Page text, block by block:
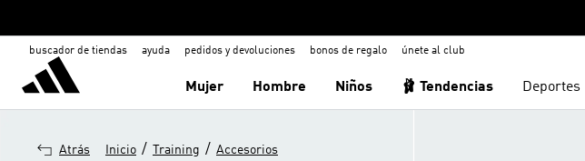
buscador de tiendas ayuda pedidos y devoluciones bonos de regalo únete al club
Mujer Hombre Niños 🩰 Tendencias Deportes
Atrás Inicio / Training / Accesorios